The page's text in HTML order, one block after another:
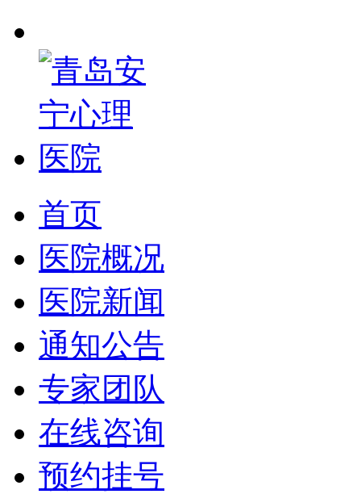
首页
医院概况
医院新闻
通知公告
专家团队
在线咨询
预约挂号